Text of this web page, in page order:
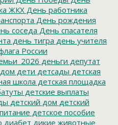
ЖКХ День работника
День рождения
соседа День спасателя
день тигра день учителя
России
деньги депутат
дети детсады детская
школа детская площадка
детские выплаты
детский дом детский
детское пособие
диабет дикие животные